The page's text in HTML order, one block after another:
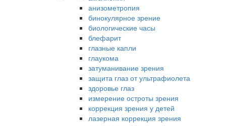
анизометропия
бинокулярное зрение
биологические часы
блефарит
глазные капли
глаукома
затуманивание зрения
защита глаз от ультрафиолета
здоровье глаз
измерение остроты зрения
коррекция зрения у детей
лазерная коррекция зрения